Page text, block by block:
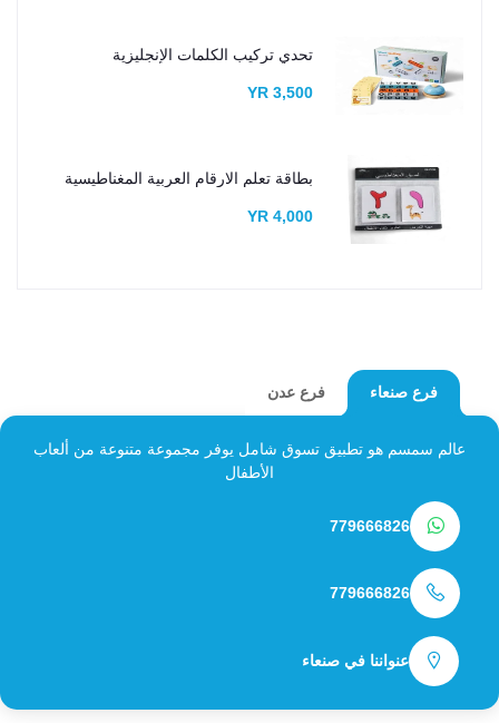
تحدي تركيب الكلمات الإنجليزية
3,500 YR
بطاقة تعلم الارقام العربية المغناطيسية
4,000 YR
فرع صنعاء فرع عدن
عالم سمسم هو تطبيق تسوق شامل يوفر مجموعة متنوعة من ألعاب
الأطفال
779666826
779666826
عنواننا في صنعاء